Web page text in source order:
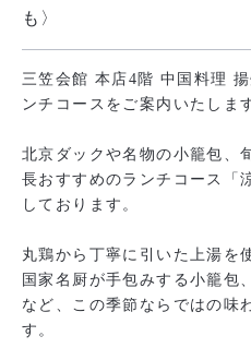
も〉
三笠会館 本店4階 中国料理
ンチコースをご案内いたしま
北京ダックや名物の小籠包、
長おすすめのランチコース「
しております。
丸鶏から丁寧に引いた上湯を
国家名厨が手包みする小籠包
など、この季節ならではの味
す。